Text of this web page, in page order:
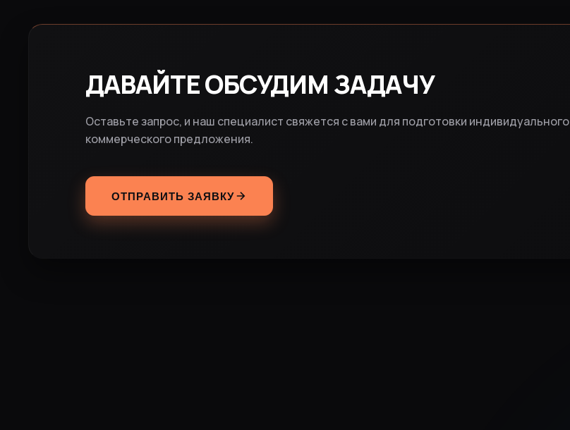
ДАВАЙТЕ ОБСУДИМ ЗАДАЧУ
Оставьте запрос, и наш специалист свяжется с вами для подготовки индивидуального
коммерческого предложения.
ОТПРАВИТЬ ЗАЯВКУ